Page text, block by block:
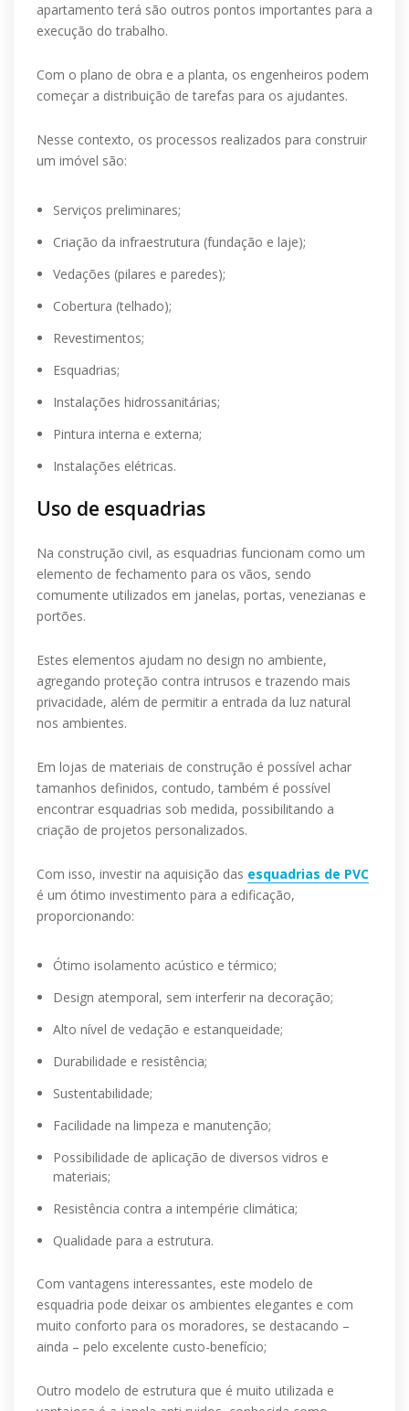
apartamento terá são outros pontos importantes para a
execução do trabalho.
Com o plano de obra e a planta, os engenheiros podem
começar a distribuição de tarefas para os ajudantes.
Nesse contexto, os processos realizados para construir
um imóvel são:
Serviços preliminares;
Criação da infraestrutura (fundação e laje);
Vedações (pilares e paredes);
Cobertura (telhado);
Revestimentos;
Esquadrias;
Instalações hidrossanitárias;
Pintura interna e externa;
Instalações elétricas.
Uso de esquadrias
Na construção civil, as esquadrias funcionam como um
elemento de fechamento para os vãos, sendo
comumente utilizados em janelas, portas, venezianas e
portões.
Estes elementos ajudam no design no ambiente,
agregando proteção contra intrusos e trazendo mais
privacidade, além de permitir a entrada da luz natural
nos ambientes.
Em lojas de materiais de construção é possível achar
tamanhos definidos, contudo, também é possível
encontrar esquadrias sob medida, possibilitando a
criação de projetos personalizados.
Com isso, investir na aquisição das esquadrias de PVC
é um ótimo investimento para a edificação,
proporcionando:
Ótimo isolamento acústico e térmico;
Design atemporal, sem interferir na decoração;
Alto nível de vedação e estanqueidade;
Durabilidade e resistência;
Sustentabilidade;
Facilidade na limpeza e manutenção;
Possibilidade de aplicação de diversos vidros e
materiais;
Resistência contra a intempérie climática;
Qualidade para a estrutura.
Com vantagens interessantes, este modelo de
esquadria pode deixar os ambientes elegantes e com
muito conforto para os moradores, se destacando –
ainda – pelo excelente custo-benefício;
Outro modelo de estrutura que é muito utilizada e